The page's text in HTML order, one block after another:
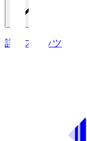
詳細スタッツ